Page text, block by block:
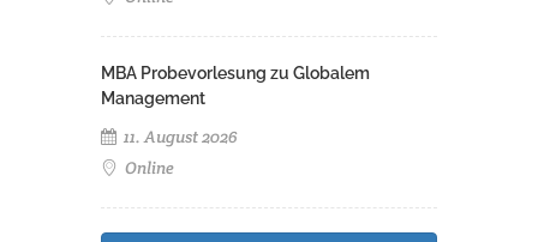
MBA Probevorlesung zu Globalem
Management
11. August 2026
Online